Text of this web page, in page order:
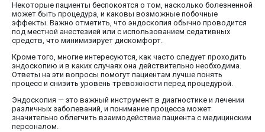
Некоторые пациенты беспокоятся о том, насколько болезненной
может быть процедура, и каковы возможные побочные
эффекты. Важно отметить, что эндоскопия обычно проводится
под местной анестезией или с использованием седативных
средств, что минимизирует дискомфорт.
Кроме того, многие интересуются, как часто следует проходить
эндоскопию и в каких случаях она действительно необходима.
Ответы на эти вопросы помогут пациентам лучше понять
процесс и снизить уровень тревожности перед процедурой.
Эндоскопия — это важный инструмент в диагностике и лечении
различных заболеваний, и понимание процесса может
значительно облегчить взаимодействие пациента с медицинским
персоналом.